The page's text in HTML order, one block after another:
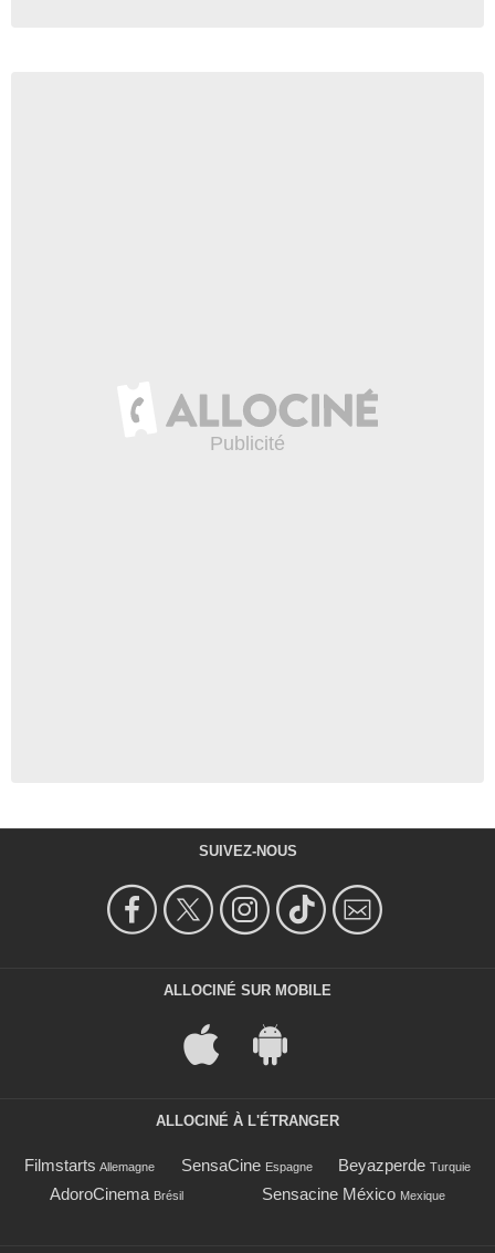
SUIVEZ-NOUS
ALLOCINÉ SUR MOBILE
ALLOCINÉ À L'ÉTRANGER
Filmstarts Allemagne SensaCine Espagne Beyazperde Turquie
AdoroCinema Brésil Sensacine México Mexique